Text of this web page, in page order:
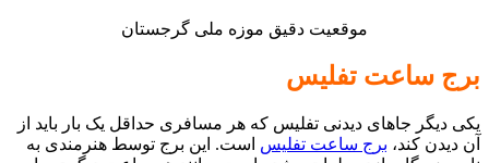
موقعیت دقیق موزه ملی گرجستان
برج ساعت تفلیس
یکی دیگر جاهای دیدنی تفلیس که هر مسافری حداقل یک بار باید از
آن دیدن کند، برج ساعت تفلیس است. این برج توسط هنرمندی به‌